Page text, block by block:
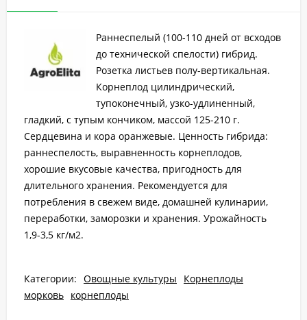
Раннеспелый (100-110 дней от всходов
до технической спелости) гибрид.
Розетка листьев полу-вертикальная.
Корнеплод цилиндрический,
тупоконечный, узко-удлиненный,
гладкий, с тупым кончиком, массой 125-210 г.
Сердцевина и кора оранжевые. Ценность гибрида:
раннеспелость, выравненность корнеплодов,
хорошие вкусовые качества, пригодность для
длительного хранения. Рекомендуется для
потребления в свежем виде, домашней кулинарии,
переработки, заморозки и хранения. Урожайность
1,9-3,5 кг/м2.
Категории: Овощные культуры
Корнеплоды
морковь корнеплоды